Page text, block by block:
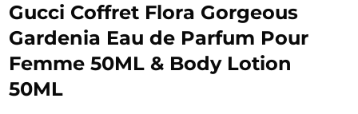
Gucci Coffret Flora Gorgeous
Gardenia Eau de Parfum Pour
Femme 50ML & Body Lotion
50ML